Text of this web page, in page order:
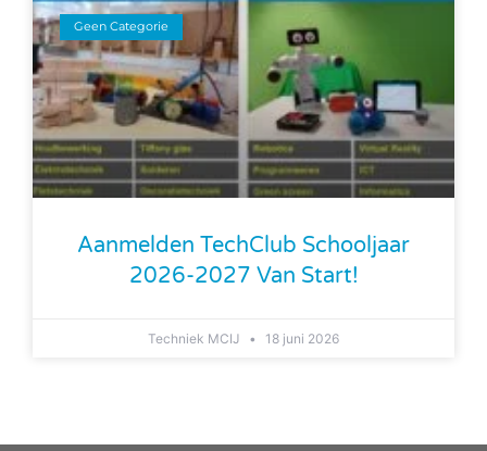
Geen Categorie
Aanmelden TechClub Schooljaar
2026-2027 Van Start!
Techniek MCIJ 18 juni 2026